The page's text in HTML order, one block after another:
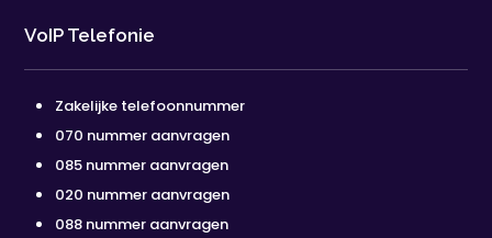
VoIP Telefonie
Zakelijke telefoonnummer
070 nummer aanvragen
085 nummer aanvragen
020 nummer aanvragen
088 nummer aanvragen